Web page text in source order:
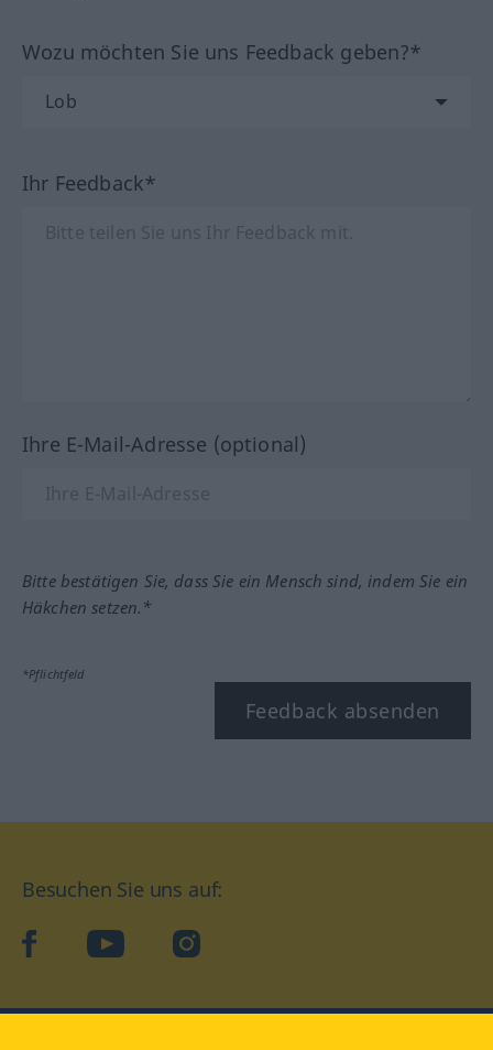
Wozu möchten Sie uns Feedback geben?*
Ihr Feedback*
Ihre E-Mail-Adresse (optional)
Bitte bestätigen Sie, dass Sie ein Mensch sind, indem Sie ein
Häkchen setzen.*
*Pflichtfeld
Feedback absenden
Besuchen Sie uns auf:
facebookYouTube Instagram